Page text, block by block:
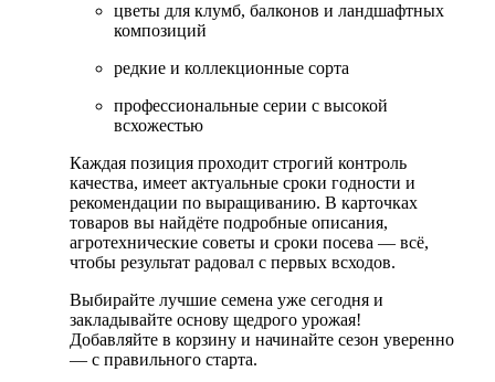
цветы для клумб, балконов и ландшафтных
композиций
редкие и коллекционные сорта
профессиональные серии с высокой
всхожестью
Каждая позиция проходит строгий контроль
качества, имеет актуальные сроки годности и
рекомендации по выращиванию. В карточках
товаров вы найдёте подробные описания,
агротехнические советы и сроки посева — всё,
чтобы результат радовал с первых всходов.
Выбирайте лучшие семена уже сегодня и
закладывайте основу щедрого урожая!
Добавляйте в корзину и начинайте сезон уверенно
— с правильного старта.